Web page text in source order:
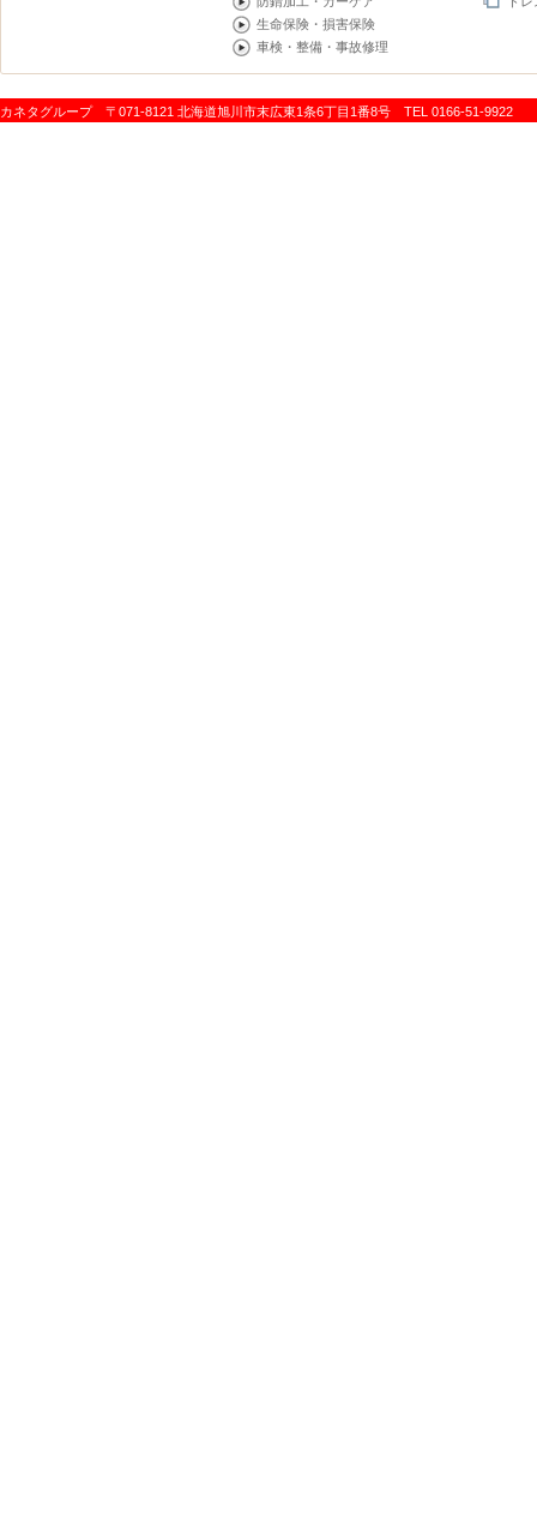
生命保険・損害保険
車検・整備・事故修理
カネタグループ 〒071-8121 北海道旭川市末広東1条6丁目1番8号 TEL 0166-51-9922